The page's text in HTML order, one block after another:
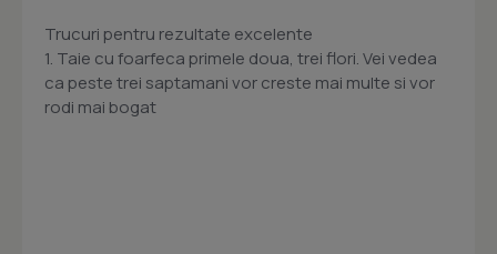
Trucuri pentru rezultate excelente
1. Taie cu foarfeca primele doua, trei flori. Vei vedea
ca peste trei saptamani vor creste mai multe si vor
rodi mai bogat